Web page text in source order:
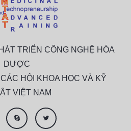
TRIỂN CÔNG NGHỆ HÓA
DƯỢC
HỘI KHOA HỌC VÀ KỸ
VIỆT NAM